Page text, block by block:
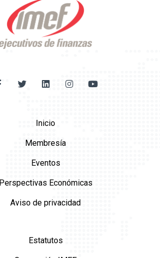
Inicio
Membresía
Eventos
Perspectivas Económicas
Aviso de privacidad
Estatutos